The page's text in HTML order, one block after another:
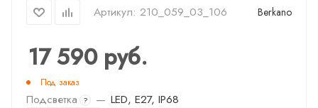
Артикул: 210_059_03_106 Berkano
17 590руб.
Под заказ
Подсветка ? — LED, E27, IP68